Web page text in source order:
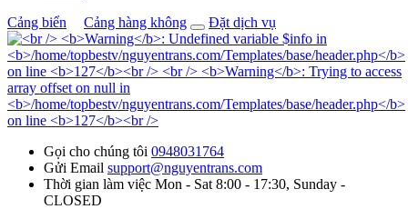
Cảng biển
Cảng hàng không Đặt dịch vụ
Gọi cho chúng tôi 0948031764
Gửi Email support@nguyentrans.com
Thời gian làm việc Mon - Sat 8:00 - 17:30, Sunday -
CLOSED